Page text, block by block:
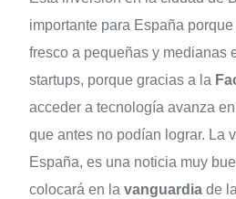
importante para España
fresco a pequeñas y medianas
startups, porque gracias a la
acceder a tecnología avanza
que antes no podían lograr. La
España, es una noticia muy
colocará en la vanguardia de